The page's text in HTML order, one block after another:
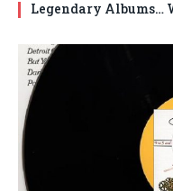
Legendary Albums…